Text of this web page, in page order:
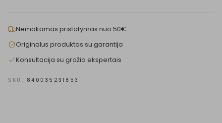
Nemokamas pristatymas nuo 50€
Originalus produktas su garantija
Konsultacija su grožio ekspertais
SKU: 840035231853